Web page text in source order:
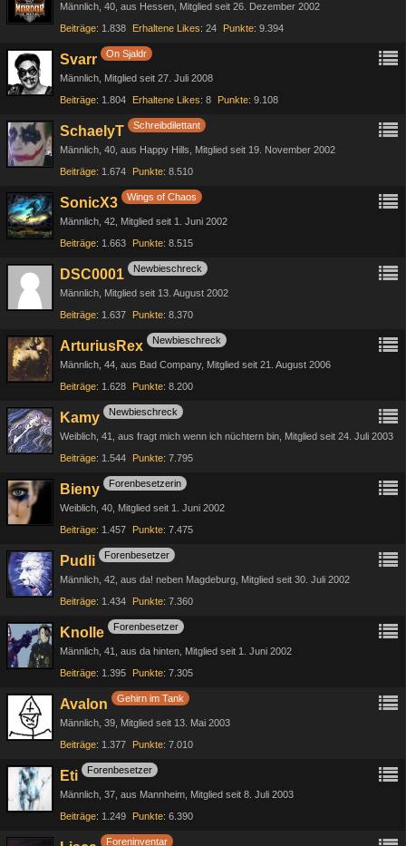
Männlich 40 aus Hessen Mitglied seit 26. Dezember 2002
Beiträge 1.838 Erhaltene Likes 24 Punkte 9.394
Svarr On Sjaldr
Männlich Mitglied seit 27. Juli 2008
Beiträge 1.804 Erhaltene Likes 8 Punkte 9.108
SchaelyT Schreibdilettant
Männlich 40 aus Happy Hills
Mitglied seit 19. November 2002
Beiträge 1.674 Punkte 8.510
SonicX3 Wings of Chaos
Männlich 42 Mitglied seit 1. Juni 2002
Beiträge 1.663 Punkte 8.515
DSC0001 Newbieschreck
Männlich Mitglied seit 13. August 2002
Beiträge 1.637 Punkte 8.370
ArturiusRex Newbieschreck
Männlich 44 aus Bad Company Mitglied seit 21. August 2006
Beiträge 1.628 Punkte 8.200
Kamy Newbieschreck
Weiblich 41 aus fragt mich wenn ich nüchtern bin Mitglied seit 24. Juli 2003
Beiträge 1.544 Punkte 7.795
Bieny Forenbesetzerin
Weiblich 40 Mitglied seit 1. Juni 2002
Beiträge 1.457 Punkte 7.475
Pudli Forenbesetzer
Männlich 42 aus da! neben Magdeburg Mitglied seit 30. Juli 2002
Beiträge 1.434 Punkte 7.360
Knolle Forenbesetzer
Männlich 41 aus da hinten Mitglied seit 1. Juni 2002
Beiträge 1.395 Punkte 7.305
Avalon Gehirn im Tank
Männlich 39 Mitglied seit 13. Mai 2003
Beiträge 1.377 Punkte 7.010
Eti Forenbesetzer
Männlich 37 aus Mannheim Mitglied seit 8. Juli 2003
Beiträge 1.249 Punkte 6.390
Foreninventar